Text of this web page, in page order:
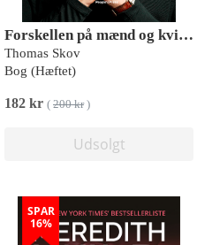
Forskellen på mænd og kvinder er... 100 gymnastikposer
Thomas Skov
Bog (Hæftet)
182 kr ( 200 kr)
Udsolgt
SPAR
16%